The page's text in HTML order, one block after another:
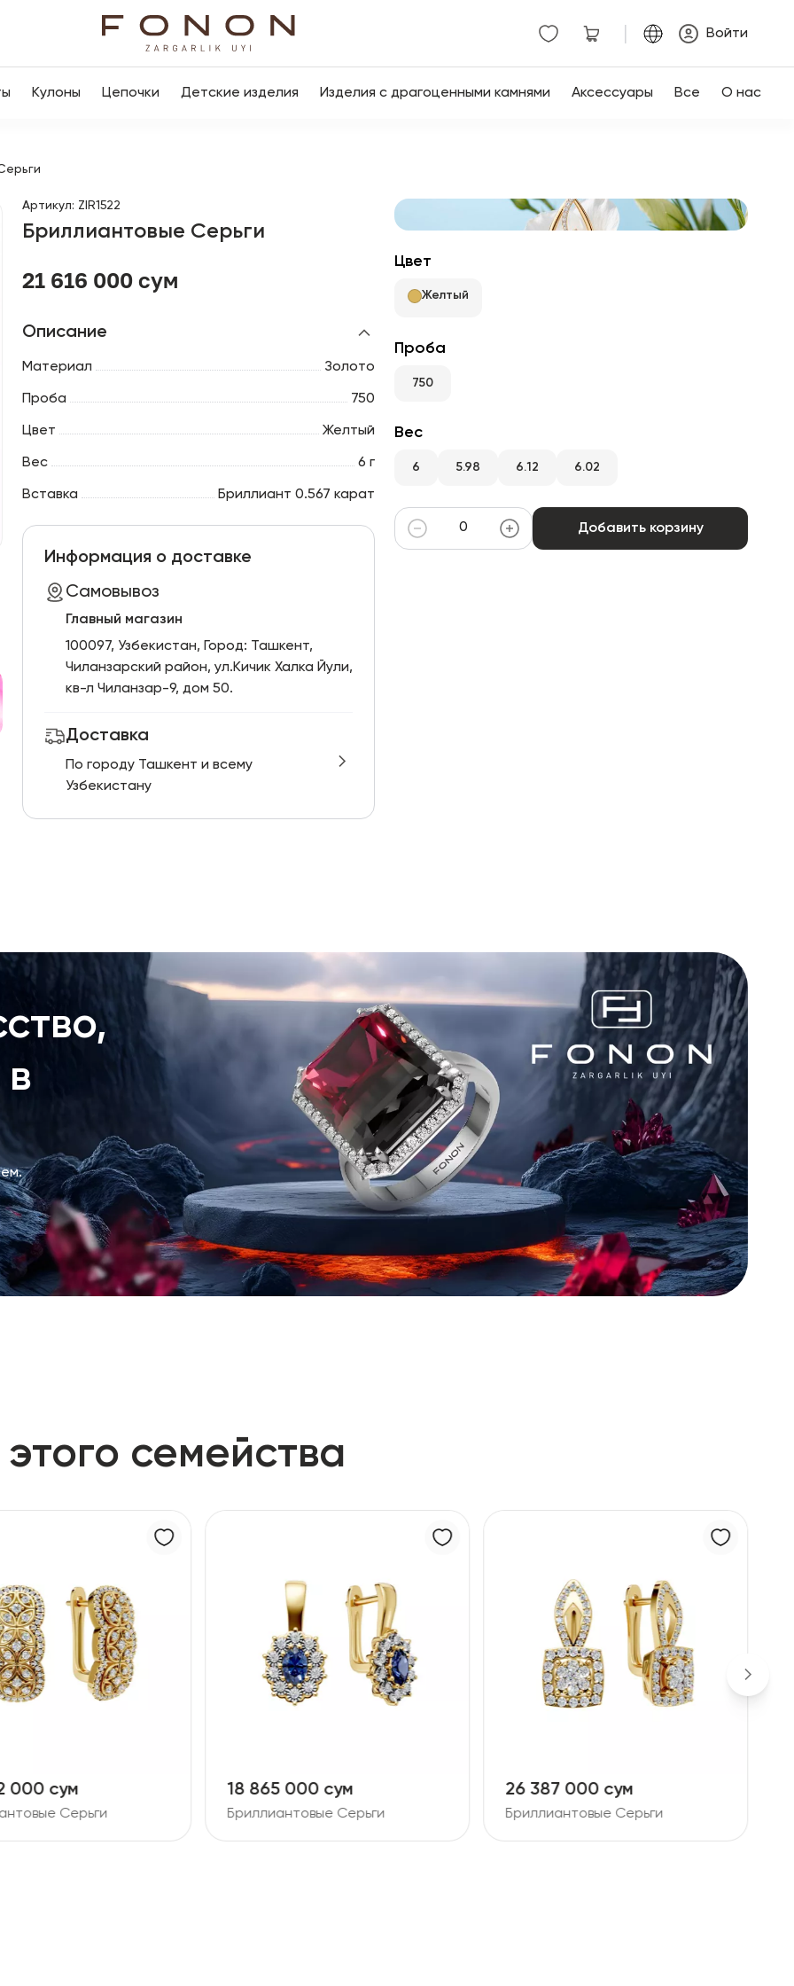
Войти
Кулоны Цепочки Детские изделия Изделия с драгоценными камнями Аксессуары Все О нас
Артикул: ZIR1522
Бриллиантовые Серьги
21 616 000 сум
Описание
Материал Золото
Проба 750
Цвет Желтый
Вес 6 г
Вставка Бриллиант 0.567 карат
Информация о доставке
Самовывоз
Главный магазин
100097, Узбекистан, Город: Ташкент,
Чиланзарский pайон, ул.Кичик Халка Йули,
кв-л Чиланзар-9, дом 50.
Доставка
По городу Ташкент и всему
Узбекистану
Цвет
Желтый
Проба
750
Вес
6 5.98 6.12 6.02
Добавить корзину
семейства
000 сум
Серьги
18 865 000 сум
Бриллиантовые Серьги
26 387 000 сум
Бриллиантовые Серьги